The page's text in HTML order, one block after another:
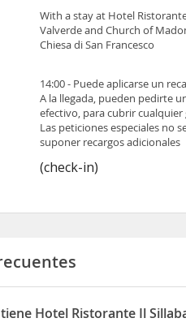
With a stay at Hotel
Valverde and Church of
Chiesa di San Francesco
14:00 - Puede aplicarse un
A la llegada, pueden pedirte
efectivo, para cubrir
Las peticiones especiales no
suponer recargos adicionales
(check-in)
Hotel Ristorante Il